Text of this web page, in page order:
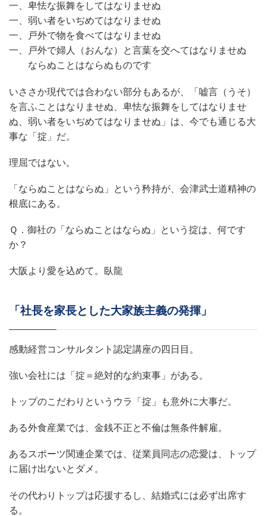
一、卑怯な振舞をしてはなりませぬ
一、弱い者をいぢめてはなりませぬ
一、戸外で物を食べてはなりませぬ
一、戸外で婦人（おんな）と言葉を交へてはなりませぬ
ならぬことはならぬものです
いささか現代では合わない部分もあるが、「嘘言（うそ）
を言ふことはなりませぬ、卑怯な振舞をしてはなりませ
ぬ、弱い者をいぢめてはなりませぬ」は、今でも通じる大
事な「掟」だ。
理屈ではない。
「ならぬことはならぬ」という矜持が、会津武士道精神の
根底にある。
Ｑ．御社の「ならぬことはならぬ」という掟は、何です
か？
大阪より愛を込めて。臥龍
「社長を家長とした大家族主義の発揮」
感動経営コンサルタント認定講座の四日目。
強い会社には「掟＝絶対的な約束事」がある。
トップのこだわりというウラ「掟」も意外に大事だ。
ある外食産業では、金銭不正と不倫は無条件解雇。
あるスポーツ関連企業では、従業員同志の恋愛は、トップ
に届け出ないとダメ。
その代わりトップは応援するし、結婚式には必ず出席す
る。